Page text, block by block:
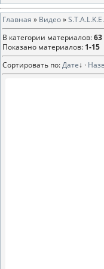
Главная » Видео»
В категории материалов:63
Показано материалов: 1-15
Сортировать по:Дате↓ ·